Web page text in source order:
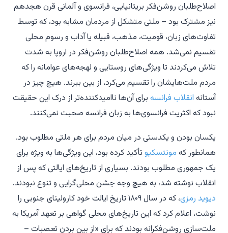
اصلاح‌طلبان روشن‌فکر بریتانیایی، فرانسوی و آلمانی قرن هجدهم
نیز مشترک بود – ملتی متشکل از مردمان مشابه بود، که توسط
تفاوت‌های زبان، قومیت، مذهب، قبیله یا آداب و رسوم محلی
تقسیم نمی‌شد. همه اصلاح‌طلبان روشن‌فکر در اروپا به شدت
تلاش می‌کردند تا ویژگی‌های روستایی و لهجه‌های عوامانه را که
مردم ملت‌هایشان را تقسیم می‌کرد، از بین ببرند. هیچ چیز در
آستانه انقلاب فرانسه برای آن‌ها ناامیدکننده‌تر از درک این حقیقت
نبود که اکثریت فرانسوی‌ها به زبان فرانسه صحبت نمی‌کنند.
یکسان بودن و یکدستی در میان مردم برای هر ملتی مطلوب بود.
همانطور که مونتسکیو تأکید کرده بود، این ویژگی‌ها به ویژه برای
یک جمهوری مطلوب بودند. بسیاری از تاریخ‌های ایالتی که پس از
انقلاب نوشته شد، به هیچ وجه جشن محلی‌گرایی و تنوع نبودند.
دیوید رمزی
، که در سال ۱۸۰۹ تاریخ ایالت خود کارولینای جنوبی را
نوشت، اعلام کرد که این تاریخ‌های محلی گواهی بر تعهد آمریکا به
ملت‌سازی روشن‌فکرانه بودند که برای «از بین بردن تعصبات –